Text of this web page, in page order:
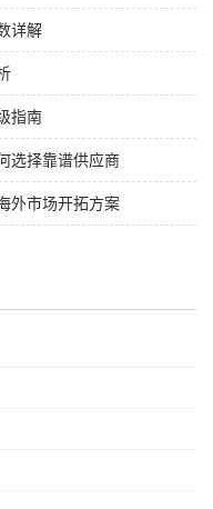
详解
指南
选择靠谱供应商
外市场开拓方案